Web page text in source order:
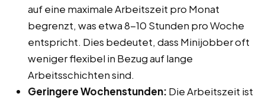
auf eine maximale Arbeitszeit pro Monat
begrenzt, was etwa 8-10 Stunden pro Woche
entspricht. Dies bedeutet, dass Minijobber oft
weniger flexibel in Bezug auf lange
Arbeitsschichten sind.
Geringere Wochenstunden: Die Arbeitszeit ist